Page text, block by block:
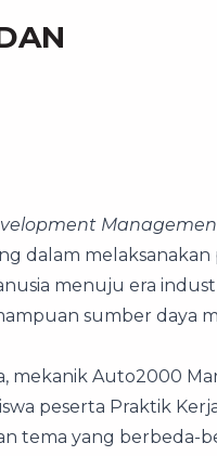
dalam melaksanakan
menuju era
sumber daya
mekanik Auto2000
peserta Praktik
tema yang berbeda-